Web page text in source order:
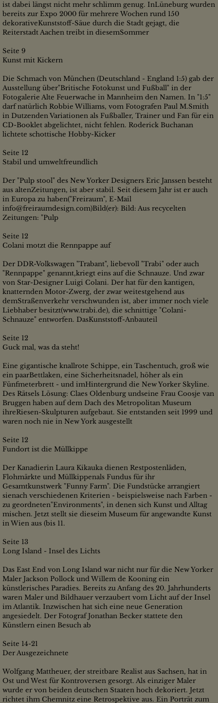
ist dabei längst nicht mehr schlimm genug. InLüneburg wurden
bereits zur Expo 2000 für mehrere Wochen rund 150
dekorativeKunststoff-Säue durch die Stadt gejagt, die
Reiterstadt Aachen treibt in diesemSommer
Seite 9
Kunst mit Kickern
Die Schmach von München (Deutschland - England 1:5) gab der
Ausstellung über"Britische Fotokunst und Fußball" in der
Fotogalerie Alte Feuerwache in Mannheim den Namen. In "1:5"
darf natürlich Robbie Williams, vom Fotografen Paul M.Smith
in Dutzenden Variationen als Fußballer, Trainer und Fan für ein
CD-Booklet abgelichtet, nicht fehlen. Roderick Buchanan
lichtete schottische Hobby-Kicker
Seite 12
Stabil und umweltfreundlich
Der "Pulp stool" des New Yorker Designers Eric Janssen besteht
aus altenZeitungen, ist aber stabil. Seit diesem Jahr ist er auch
in Europa zu haben("Freiraum", E-Mail
info@freiraumdesign.com)Bild(er): Bild: Aus recycelten
Zeitungen: "Pulp
Seite 12
Colani motzt die Rennpappe auf
Der DDR-Volkswagen "Trabant", liebevoll "Trabi" oder auch
"Rennpappe" genannt,kriegt eins auf die Schnauze. Und zwar
von Star-Designer Luigi Colani. Der hat für den kantigen,
knatternden Motor-Zwerg, der zwar weitestgehend aus
demStraßenverkehr verschwunden ist, aber immer noch viele
Liebhaber besitzt(www.trabi.de), die schnittige "Colani-
Schnauze" entworfen. DasKunststoff-Anbauteil
Seite 12
Guck mal, was da steht!
Eine gigantische knallrote Schippe, ein Taschentuch, groß wie
ein paarBettlaken, eine Sicherheitsnadel, höher als ein
Fünfmeterbrett - und imHintergrund die New Yorker Skyline.
Des Rätsels Lösung: Claes Oldenburg undseine Frau Coosje van
Bruggen haben auf dem Dach des Metropolitan Museum
ihreRiesen-Skulpturen aufgebaut. Sie entstanden seit 1999 und
waren noch nie in New York ausgestellt
Seite 12
Fundort ist die Müllkippe
Der Kanadierin Laura Kikauka dienen Restpostenläden,
Flohmärkte und Müllkippenals Fundus für ihr
Gesamtkunstwerk "Funny Farm". Die Fundstücke arrangiert
sienach verschiedenen Kriterien - beispielsweise nach Farben -
zu geordneten"Environments", in denen sich Kunst und Alltag
mischen. Jetzt stellt sie dieseim Museum für angewandte Kunst
in Wien aus (bis 11.
Seite 13
Long Island - Insel des Lichts
Das East End von Long Island war nicht nur für die New Yorker
Maler Jackson Pollock und Willem de Kooning ein
künstlerisches Paradies. Bereits zu Anfang des 20. Jahrhunderts
waren Maler und Bildhauer verzaubert vom Licht auf der Insel
im Atlantik. Inzwischen hat sich eine neue Generation
angesiedelt. Der Fotograf Jonathan Becker stattete den
Künstlern einen Besuch ab
Seite 14-21
Der Ausgezeichnete
Wolfgang Mattheuer, der streitbare Realist aus Sachsen, hat in
Ost und West für Kontroversen gesorgt. Als einziger Maler
wurde er von beiden deutschen Staaten hoch dekoriert. Jetzt
richtet ihm Chemnitz eine Retrospektive aus. Ein Porträt zum